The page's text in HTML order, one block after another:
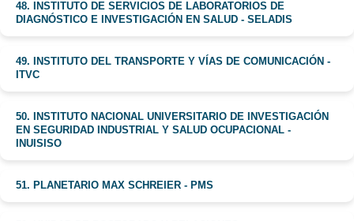
48. INSTITUTO DE SERVICIOS DE LABORATORIOS DE
DIAGNÓSTICO E INVESTIGACIÓN EN SALUD - SELADIS
49. INSTITUTO DEL TRANSPORTE Y VÍAS DE COMUNICACIÓN -
ITVC
50. INSTITUTO NACIONAL UNIVERSITARIO DE INVESTIGACIÓN
EN SEGURIDAD INDUSTRIAL Y SALUD OCUPACIONAL -
INUISISO
51. PLANETARIO MAX SCHREIER - PMS